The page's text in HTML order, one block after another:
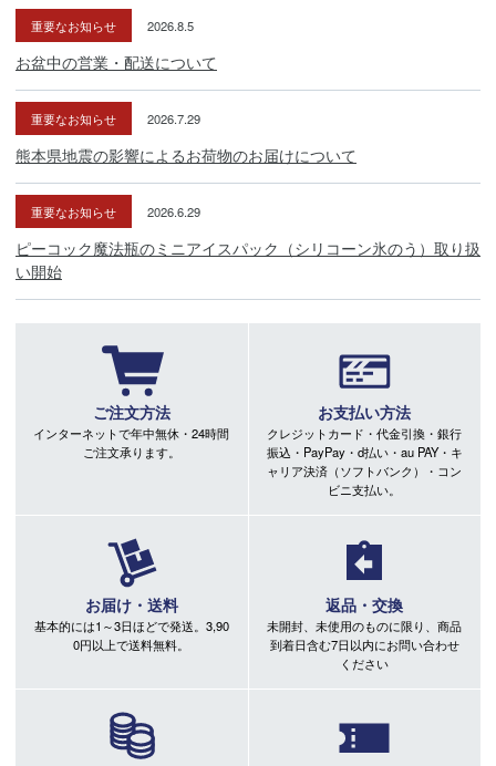
重要なお知らせ 2026.8.5
お盆中の営業・配送について
重要なお知らせ 2026.7.29
熊本県地震の影響によるお荷物のお届けについて
重要なお知らせ 2026.6.29
ピーコック魔法瓶のミニアイスパック（シリコーン氷のう）取り扱
い開始
ご注文方法
インターネットで年中無休・24時間
ご注文承ります。
お支払い方法
クレジットカード・代金引換・銀行
振込・PayPay・d払い・au PAY・キ
ャリア決済（ソフトバンク）・コン
ビニ支払い。
お届け・送料
基本的には1～3日ほどで発送。3,90
0円以上で送料無料。
返品・交換
未開封、未使用のものに限り、商品
到着日含む7日以内にお問い合わせ
ください